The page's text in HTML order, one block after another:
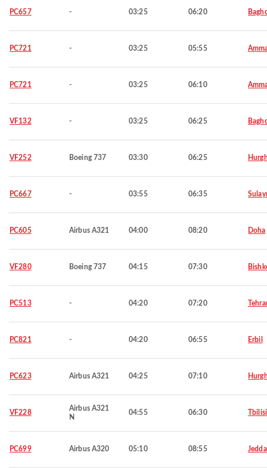
PC657 - 03:25 06:20
PC721 - 03:25 05:55
PC721 - 03:25 06:10
VF132 - 03:25 06:25
VF252 Boeing 737 03:30 06:25
PC667 - 03:55 06:35
PC605 Airbus A321 04:00 08:20 Doha
VF280 Boeing 737 04:15 07:30
PC513 - 04:20 07:20
PC821 - 04:20 06:55 Erbil
PC623 Airbus A321 04:25 07:10
VF228
Airbus A321
N
04:55 06:30
PC699 Airbus A320 05:10 08:55